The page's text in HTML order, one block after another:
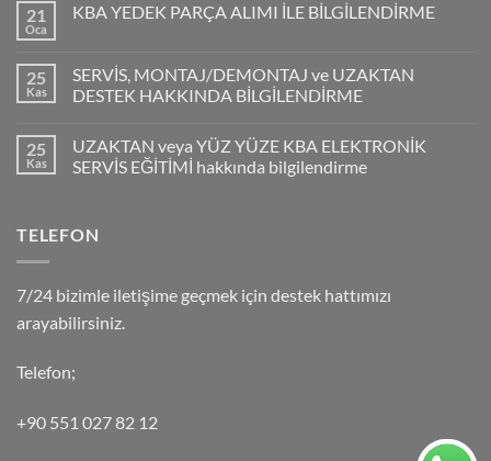
21
Oca
KBA YEDEK PARÇA ALIMI İLE BİLGİLENDİRME
25
Kas
SERVİS, MONTAJ/DEMONTAJ ve UZAKTAN
DESTEK HAKKINDA BİLGİLENDİRME
25
Kas
UZAKTAN veya YÜZ YÜZE KBA ELEKTRONİK
SERVİS EĞİTİMİ hakkında bilgilendirme
TELEFON
7/24 bizimle iletişime geçmek için destek hattımızı
arayabilirsiniz.
Telefon;
+90 551 027 82 12